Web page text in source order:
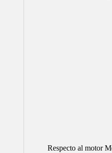
Respecto al motor